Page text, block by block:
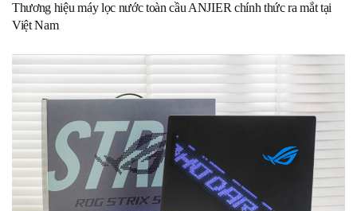
Thương hiệu máy lọc nước toàn cầu ANJIER chính thức ra mắt tại
Việt Nam